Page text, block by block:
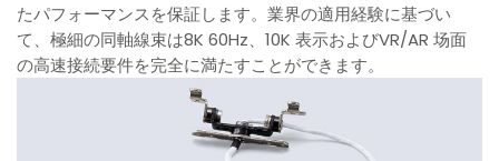
たパフォーマンスを保証します。業界の適用経験に基づい
て、極細の同軸線束は8K 60Hz、10K 表示およびVR/AR 场面
の高速接続要件を完全に満たすことができます。